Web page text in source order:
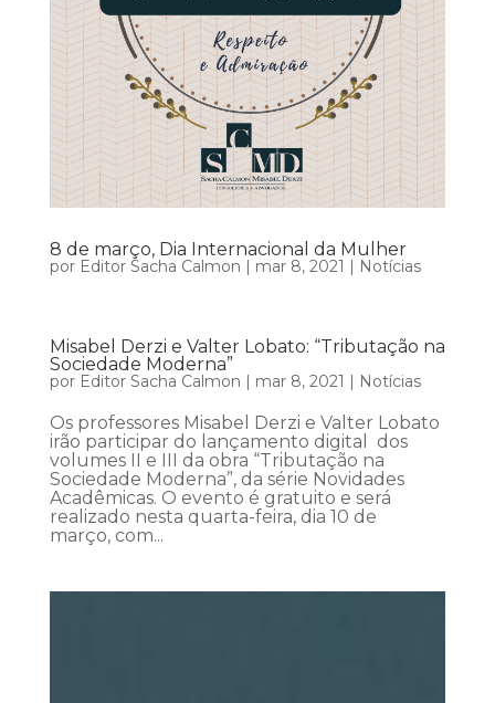
8 de março, Dia Internacional da Mulher
por Editor Sacha Calmon | mar 8, 2021 | Notícias
Misabel Derzi e Valter Lobato: “Tributação na
Sociedade Moderna”
por Editor Sacha Calmon | mar 8, 2021 | Notícias
Os professores Misabel Derzi e Valter Lobato
irão participar do lançamento digital dos
volumes II e III da obra “Tributação na
Sociedade Moderna”, da série Novidades
Acadêmicas. O evento é gratuito e será
realizado nesta quarta-feira, dia 10 de
março, com...